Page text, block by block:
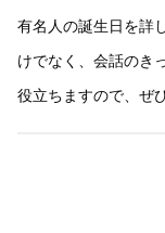
有名人の誕生日を詳
けでなく、会話のき
役立ちますので、ぜ